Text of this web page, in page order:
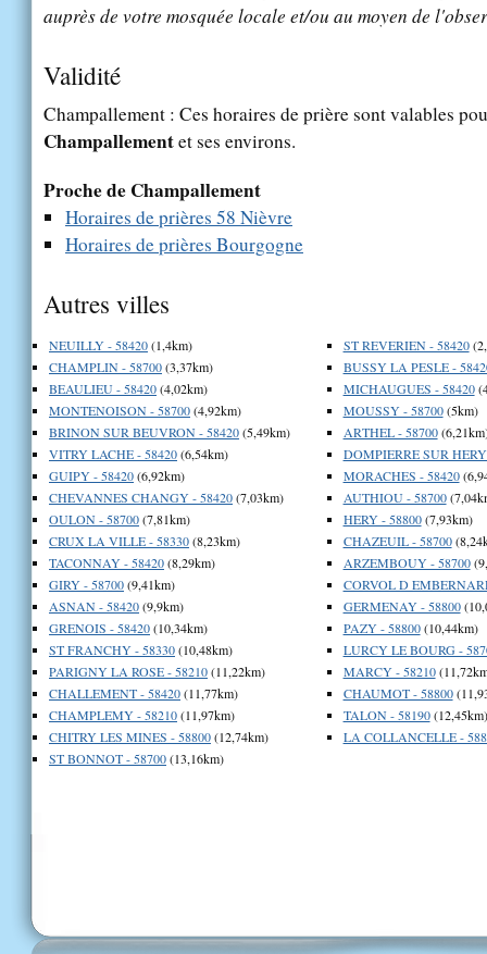
auprès de votre mosquée locale et/ou au moyen de
Validité
Champallement : Ces horaires de prière sont valables
Champallementet ses environs.
Proche de Champallement
Horaires de prières 58 Nièvre
Horaires de prières Bourgogne
Autres villes
NEUILLY - 58420(1,4km)
CHAMPLIN - 58700(3,37km)
BEAULIEU - 58420(4,02km)
MONTENOISON - 58700(4,92km)
BRINON SUR BEUVRON - 58420(5,49km)
VITRY LACHE - 58420(6,54km)
GUIPY - 58420(6,92km)
CHEVANNES CHANGY - 58420(7,03km)
OULON - 58700(7,81km)
CRUX LA VILLE - 58330(8,23km)
TACONNAY - 58420(8,29km)
GIRY - 58700(9,41km)
ASNAN - 58420(9,9km)
GRENOIS - 58420(10,34km)
ST FRANCHY - 58330(10,48km)
PARIGNY LA ROSE - 58210(11,22km)
CHALLEMENT - 58420(11,77km)
CHAMPLEMY - 58210(11,97km)
CHITRY LES MINES - 58800(12,74km)
ST BONNOT - 58700(13,16km)
ST REVERIEN - 58420
BUSSY LA PESLE -
MICHAUGUES - 58420
MOUSSY - 58700(5km)
ARTHEL - 58700
DOMPIERRE SUR
MORACHES - 58420
AUTHIOU - 58700
HERY - 58800(7,93km)
CHAZEUIL - 58700
ARZEMBOUY - 58700
CORVOL D
GERMENAY - 58800
PAZY - 58800(10,44km)
LURCY LE BOURG -
MARCY - 58210
CHAUMOT - 58800
TALON - 58190(12,45km)
LA COLLANCELLE -